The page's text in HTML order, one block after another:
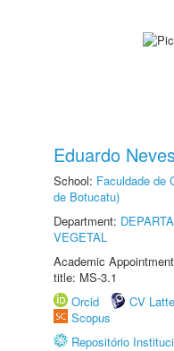
Eduardo
School: Faculdade de
de Botucatu)
Department:
VEGETAL
Academic
title: MS-3.1
Orcid
CV
Scopus
Repositório